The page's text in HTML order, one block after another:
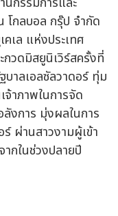
โกลบอล กรุ๊ป จำกัด
เล แห่งประเทศ
กวดมิสยูนิเวิร์สครั้งที่
าลเอลซัลวาดอร์ ทุ่ม
าภาพในการจัด
งการ มุ่งผลในการ
ผ่านสาวงามผู้เข้า
ากในช่วงปลายปี